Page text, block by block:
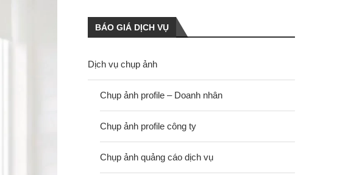
BÁO GIÁ DỊCH VỤ
Dịch vụ chụp ảnh
Chụp ảnh profile – Doanh nhân
Chụp ảnh profile công ty
Chụp ảnh quảng cáo dịch vụ